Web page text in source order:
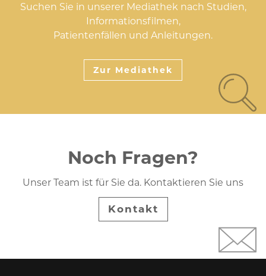
Suchen Sie in unserer Mediathek nach Studien,
Informationsfilmen,
Patientenfällen und Anleitungen.
Zur Mediathek
Noch Fragen?
Unser Team ist für Sie da. Kontaktieren Sie uns
Kontakt